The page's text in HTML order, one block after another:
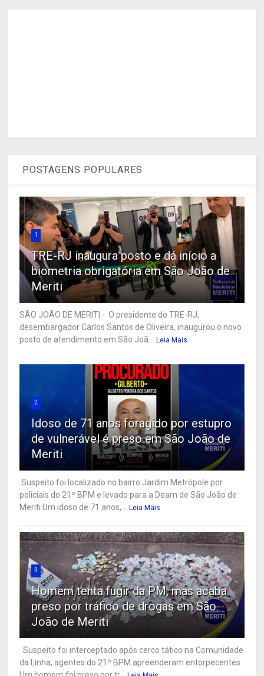
POSTAGENS POPULARES
1
TRE-RJ inaugura posto e dá início a
biometria obrigatória em São João de
Meriti
SÃO JOÃO DE MERITI - O presidente do TRE-RJ,
desembargador Carlos Santos de Oliveira, inaugurou o novo
posto de atendimento em São Joã... Leia Mais
2
Idoso de 71 anos foragido por estupro
de vulnerável é preso em São João de
Meriti
Suspeito foi localizado no bairro Jardim Metrópole por
policiais do 21º BPM e levado para a Deam de São João de
Meriti Um idoso de 71 anos,... Leia Mais
3
Homem tenta fugir da PM, mas acaba
preso por tráfico de drogas em São
João de Meriti
Suspeito foi interceptado após cerco tático na Comunidade
da Linha; agentes do 21º BPM apreenderam entorpecentes